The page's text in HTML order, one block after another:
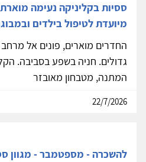
ססיות בקליניקה נעימה
מיועדת לטיפול בילדים
החדרים מוארים, פונים אל
גדולים. חניה בשפע בסביבה.
המתנה, מטבחון מאובזר
22/7/2026
להשכרה - מספטמבר - מגוון